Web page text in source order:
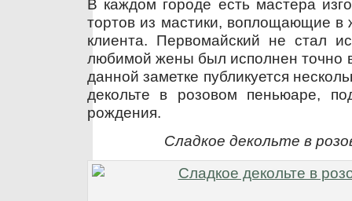
В каждом городе есть мастера
тортов из мастики, воплощающие
клиента. Первомайский не стал
любимой жены был исполнен точно
данной заметке публикуется
декольте в розовом пеньюаре,
рождения.
Сладкое декольте в